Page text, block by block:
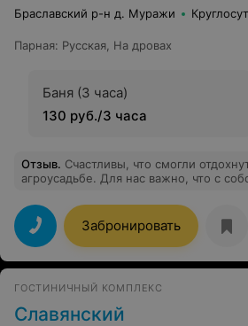
Браславский р-н д. Муражи
Парная: Русская На дровах
Баня (3 часа)
130 руб./3 часа
Отзыв. Счастливы, что смогли
агроусадьбе. Для нас важно, что с
волшебный рассвет на озере Войсо,
увлекательной рыбалке, чистейший
птиц,уютный домик с красивым
мангальной зоной рядом, радушный приём и приятное
соотношение "цена-качество"!
входят в стоимость!
Забронировать
ГОСТИНИЧНЫЙ КОМПЛЕКС
Славянский